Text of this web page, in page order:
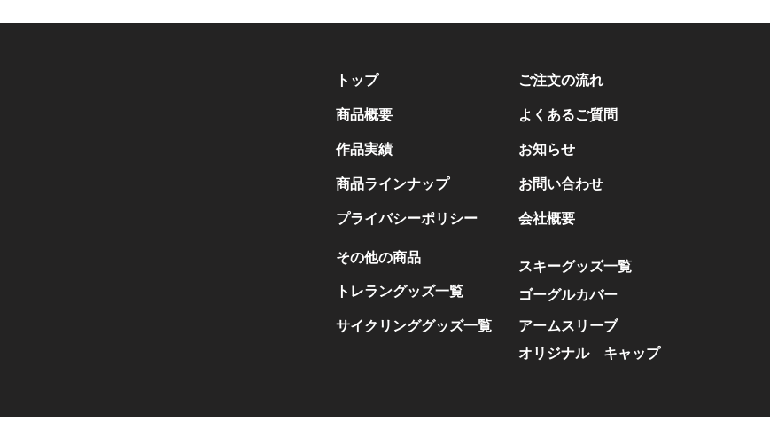
トップ
商品概要
作品実績
商品ラインナップ
プライバシーポリシー
その他の商品
トレラングッズ一覧
サイクリンググッズ一覧
ご注文の流れ
よくあるご質問
お知らせ
お問い合わせ
会社概要
スキーグッズ一覧
ゴーグルカバー
アームスリーブ
オリジナル キャップ